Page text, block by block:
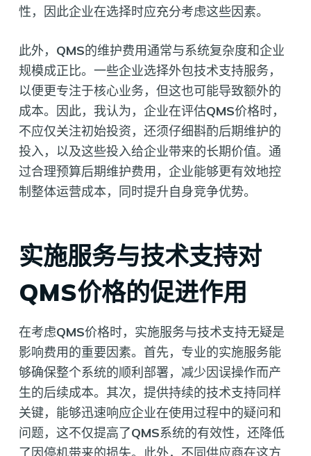
性，因此企业在选择时应充分考虑这些因素。
此外， QMS的维护费用通常与系统复杂度和企业
规模成正比。一些企业选择外包技术支持服务，
以便更专注于核心业务，但这也可能导致额外的
成本。因此，我认为，企业在评估QMS价格时，
不应仅关注初始投资，还须仔细斟酌后期维护的
投入，以及这些投入给企业带来的长期价值。通
过合理预算后期维护费用，企业能够更有效地控
制整体运营成本，同时提升自身竞争优势。
实施服务与技术支持对
QMS价格的促进作用
在考虑QMS价格时，实施服务与技术支持无疑是
影响费用的重要因素。首先，专业的实施服务能
够确保整个系统的顺利部署，减少因误操作而产
生的后续成本。其次，提供持续的技术支持同样
关键，能够迅速响应企业在使用过程中的疑问和
问题，这不仅提高了QMS系统的有效性，还降低